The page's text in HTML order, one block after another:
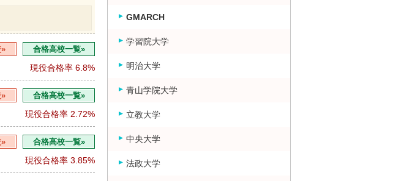
合格高校一覧»
現役合格率 6.8%
合格高校一覧»
現役合格率 2.72%
合格高校一覧»
現役合格率 3.85%
GMARCH
学習院大学
明治大学
青山学院大学
立教大学
中央大学
法政大学